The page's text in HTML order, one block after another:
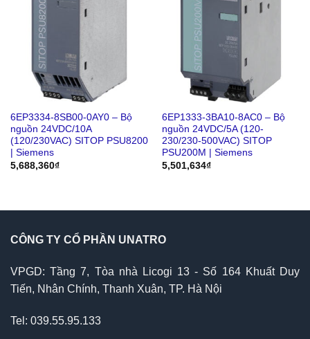
6EP3334-8SB00-0AY0 – Bộ
nguồn 24VDC/10A
(120/230VAC) SITOP PSU8200
| Siemens
5,688,360₫
6EP1333-3BA10-8AC0 – Bộ
nguồn 24VDC/5A (120-
230/230-500VAC) SITOP
PSU200M | Siemens
5,501,634₫
CÔNG TY CỔ PHẦN UNATRO
VPGD: Tầng 7, Tòa nhà Licogi 13 - Số 164 Khuất Duy
Tiến, Nhân Chính, Thanh Xuân, TP. Hà Nội
Tel: 039.55.95.133